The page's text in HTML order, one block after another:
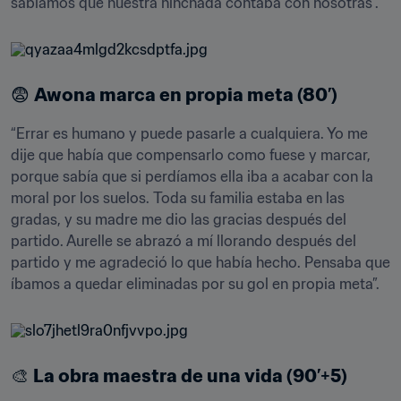
😨 Awona marca en propia meta (80’)
“Errar es humano y puede pasarle a cualquiera. Yo me
dije que había que compensarlo como fuese y marcar,
porque sabía que si perdíamos ella iba a acabar con la
moral por los suelos. Toda su familia estaba en las
gradas, y su madre me dio las gracias después del
partido. Aurelle se abrazó a mí llorando después del
partido y me agradeció lo que había hecho. Pensaba que
íbamos a quedar eliminadas por su gol en propia meta”.
🎨 La obra maestra de una vida (90’+5)